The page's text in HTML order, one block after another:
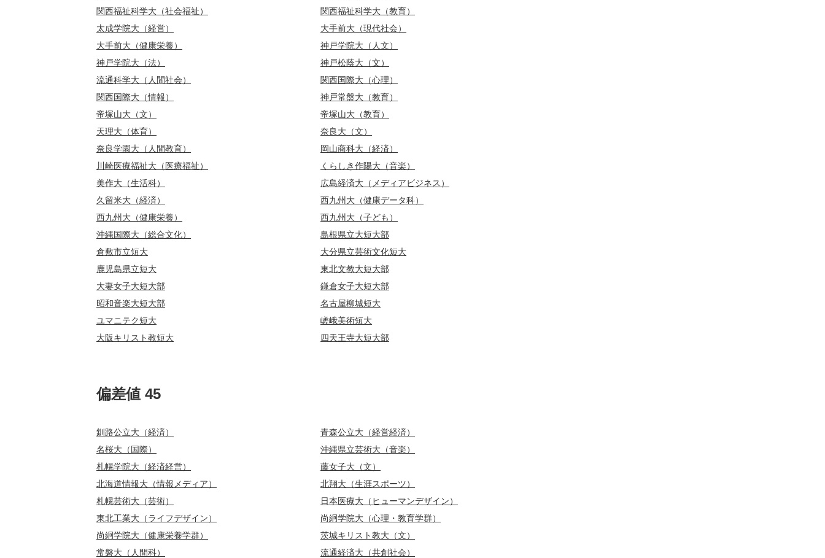
関西福祉科学大（社会福祉）
関西福祉科学大（教育）
太成学院大（経営）
大手前大（現代社会）
大手前大（健康栄養）
神戸学院大（人文）
神戸学院大（法）
神戸松蔭大（文）
流通科学大（人間社会）
関西国際大（心理）
関西国際大（情報）
神戸常盤大（教育）
帝塚山大（文）
帝塚山大（教育）
天理大（体育）
奈良大（文）
奈良学園大（人間教育）
岡山商科大（経済）
川崎医療福祉大（医療福祉）
くらしき作陽大（音楽）
美作大（生活科）
広島経済大（メディアビジネス）
久留米大（経済）
西九州大（健康データ科）
西九州大（健康栄養）
西九州大（子ども）
沖縄国際大（総合文化）
島根県立大短大部
倉敷市立短大
大分県立芸術文化短大
鹿児島県立短大
東北文教大短大部
大妻女子大短大部
鎌倉女子大短大部
昭和音楽大短大部
名古屋柳城短大
ユマニテク短大
嵯峨美術短大
大阪キリスト教短大
四天王寺大短大部
偏差値 45
釧路公立大（経済）
青森公立大（経営経済）
名桜大（国際）
沖縄県立芸術大（音楽）
札幌学院大（経済経営）
藤女子大（文）
北海道情報大（情報メディア）
北翔大（生涯スポーツ）
札幌芸術大（芸術）
日本医療大（ヒューマンデザイン）
東北工業大（ライフデザイン）
尚絅学院大（心理・教育学群）
尚絅学院大（健康栄養学群）
茨城キリスト教大（文）
常磐大（人間科）
流通経済大（共創社会）